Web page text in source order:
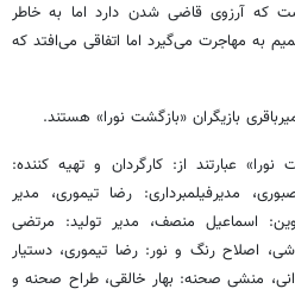
که آرزوی قاضی شدن دارد اما به خاطر
به مهاجرت می‌گیرد اما اتفاقی می‌افتد که
بازیگران «بازگشت نورا» هستند.
عبارتند از: کارگردان و تهیه کننده:
مدیرفیلمبرداری: رضا تیموری، مدیر
اسماعیل منصف، مدیر تولید: مرتضی
اصلاح رنگ و نور: رضا تیموری، دستیار
منشی صحنه: بهار خالقی، طراح صحنه و